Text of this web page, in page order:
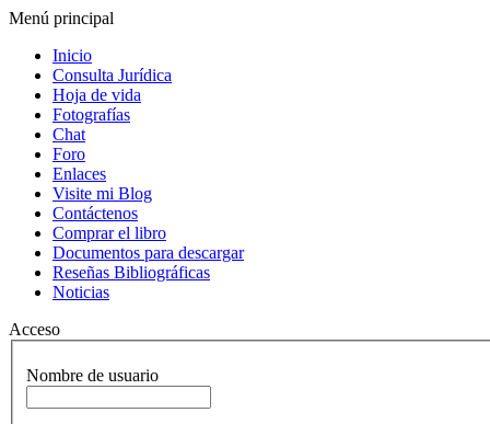
Menú principal
Inicio
Consulta Jurídica
Hoja de vida
Fotografías
Chat
Foro
Enlaces
Visite mi Blog
Contáctenos
Comprar el libro
Documentos para descargar
Reseñas Bibliográficas
Noticias
Acceso
Nombre de usuario